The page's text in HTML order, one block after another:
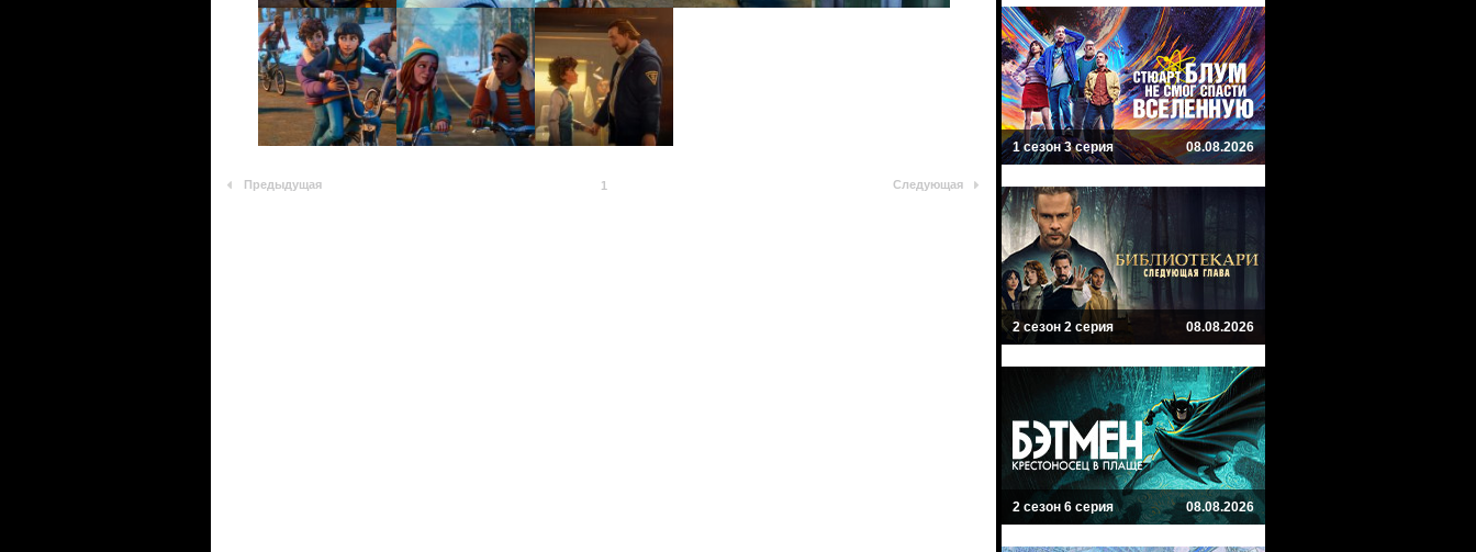
Предыдущая 1 Следующая
1 сезон 3 серия 08.08.2026
2 сезон 2 серия 08.08.2026
2 сезон 6 серия 08.08.2026